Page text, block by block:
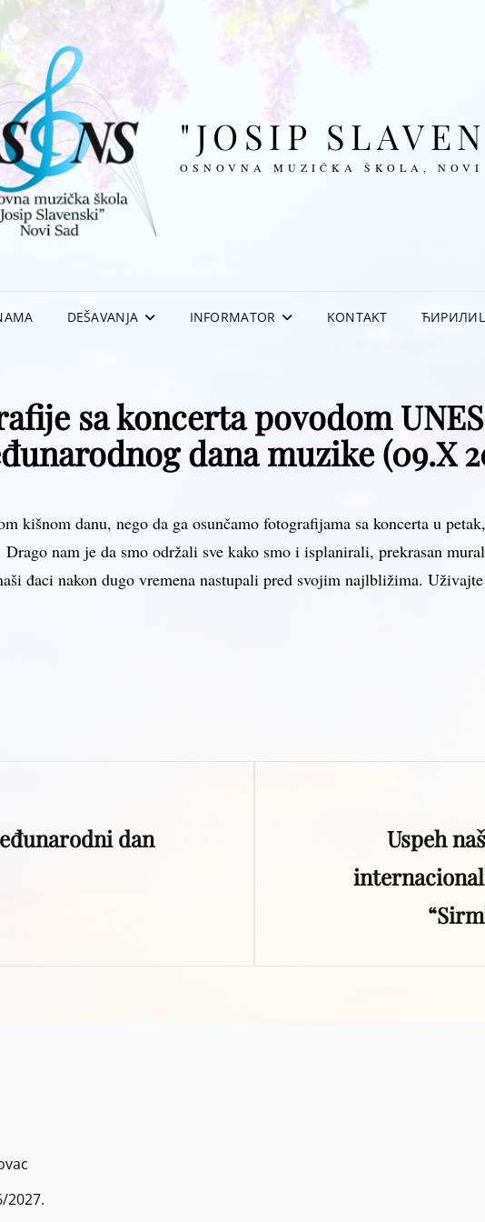
"JOSIP
OSNOVNA MUZIČKA ŠKOLA, NOVI
DEŠAVANJA INFORMATOR KONTAKT
sa koncerta povodom
dana muzike (09.X
kišnom danu, nego da ga osunčamo fotografijama sa koncerta u
nam je da smo održali sve kako smo i isplanirali, prekrasan
đaci nakon dugo vremena nastupali pred svojim najlbližima.
dan
Uspeh
2027.